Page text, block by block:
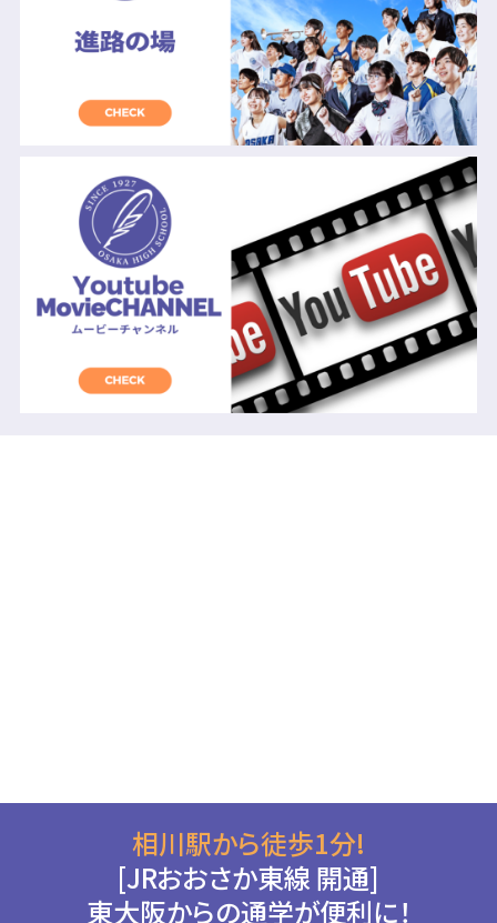
相川駅から徒歩1分!
[JRおおさか東線 開通]
東大阪からの通学が便利に！